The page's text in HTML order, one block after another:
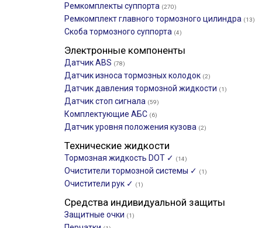
Ремкомплекты суппорта (270)
Ремкомплект главного тормозного цилиндра (13)
Скоба тормозного суппорта (4)
Электронные компоненты
Датчик ABS (78)
Датчик износа тормозных колодок (2)
Датчик давления тормозной жидкости (1)
Датчик стоп сигнала (59)
Комплектующие АБС (6)
Датчик уровня положения кузова (2)
Технические жидкости
Тормозная жидкость DOT ✓ (14)
Очистители тормозной системы ✓ (1)
Очистители рук ✓ (1)
Средства индивидуальной защиты
Защитные очки (1)